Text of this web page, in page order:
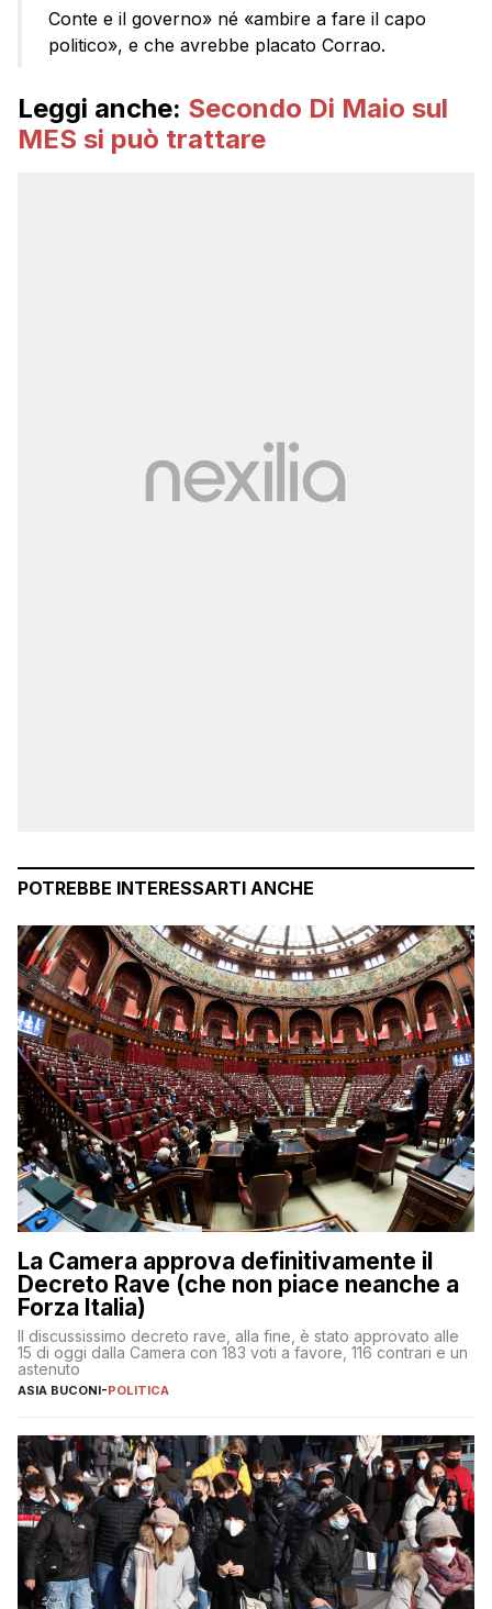
Conte e il governo» né «ambire a fare il capo
politico», e che avrebbe placato Corrao.
Leggi anche: Secondo Di Maio sul
MES si può trattare
POTREBBE INTERESSARTI ANCHE
La Camera approva definitivamente il
Decreto Rave (che non piace neanche a
Forza Italia)
Il discussissimo decreto rave, alla fine, è stato approvato alle
15 di oggi dalla Camera con 183 voti a favore, 116 contrari e un
astenuto
ASIA BUCONI-POLITICA